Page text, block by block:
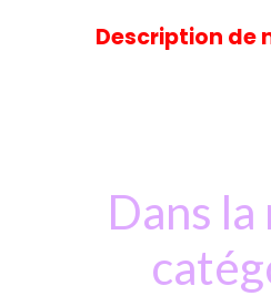
Description de
Dans la